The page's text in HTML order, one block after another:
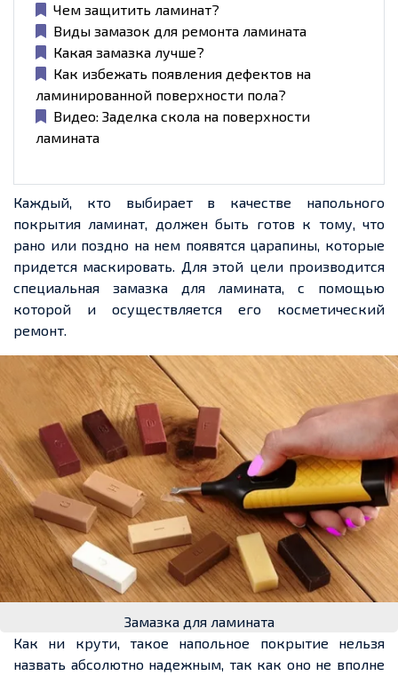
Чем защитить ламинат?
Виды замазок для ремонта ламината
Какая замазка лучше?
Как избежать появления дефектов на
ламинированной поверхности пола?
Видео: Заделка скола на поверхности
ламината
Каждый, кто выбирает в качестве напольного
покрытия ламинат, должен быть готов к тому, что
рано или поздно на нем появятся царапины, которые
придется маскировать. Для этой цели производится
специальная замазка для ламината, с помощью
которой и осуществляется его косметический
ремонт.
Замазка для ламината
Как ни крути, такое напольное покрытие нельзя
назвать абсолютно надежным, так как оно не вполне